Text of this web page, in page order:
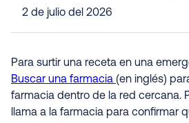
2 de julio del 2026
Para surtir una receta en una
Buscar una farmacia (en inglés)
farmacia dentro de la red cercana.
llama a la farmacia para confirmar